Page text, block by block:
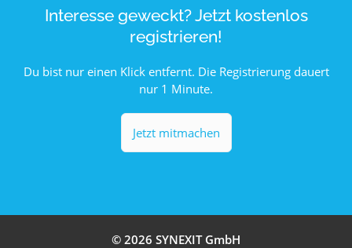
Interesse geweckt? Jetzt kostenlos
registrieren!
Du bist nur einen Klick entfernt. Die Registrierung dauert
nur 1 Minute.
Jetzt mitmachen
© 2026 SYNEXIT GmbH